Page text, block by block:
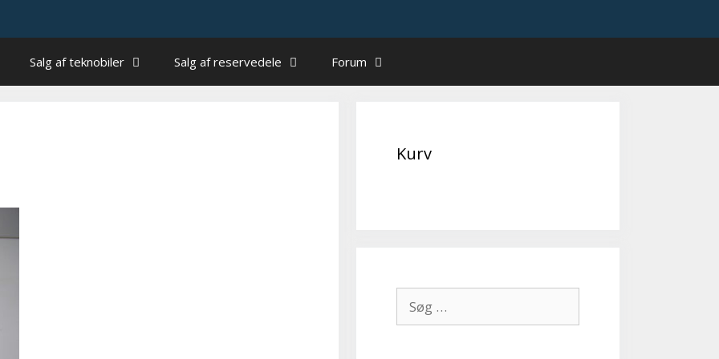
Salg af teknobiler Salg af reservedele Forum
Kurv
efter: